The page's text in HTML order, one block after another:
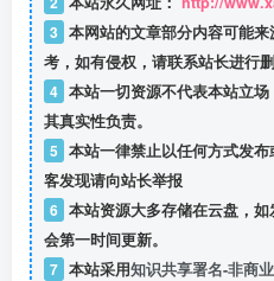
3 本网站的文章部分内容可能
考，如有侵权，请联系站长进行删
4 本站一切资源不代表本站立
其真实性负责。
5 本站一律禁止以任何方式发
客发现请向站长举报
6 本站资源大多存储在云盘，
会第一时间更新。
7 本站采用知识共享署名-非商